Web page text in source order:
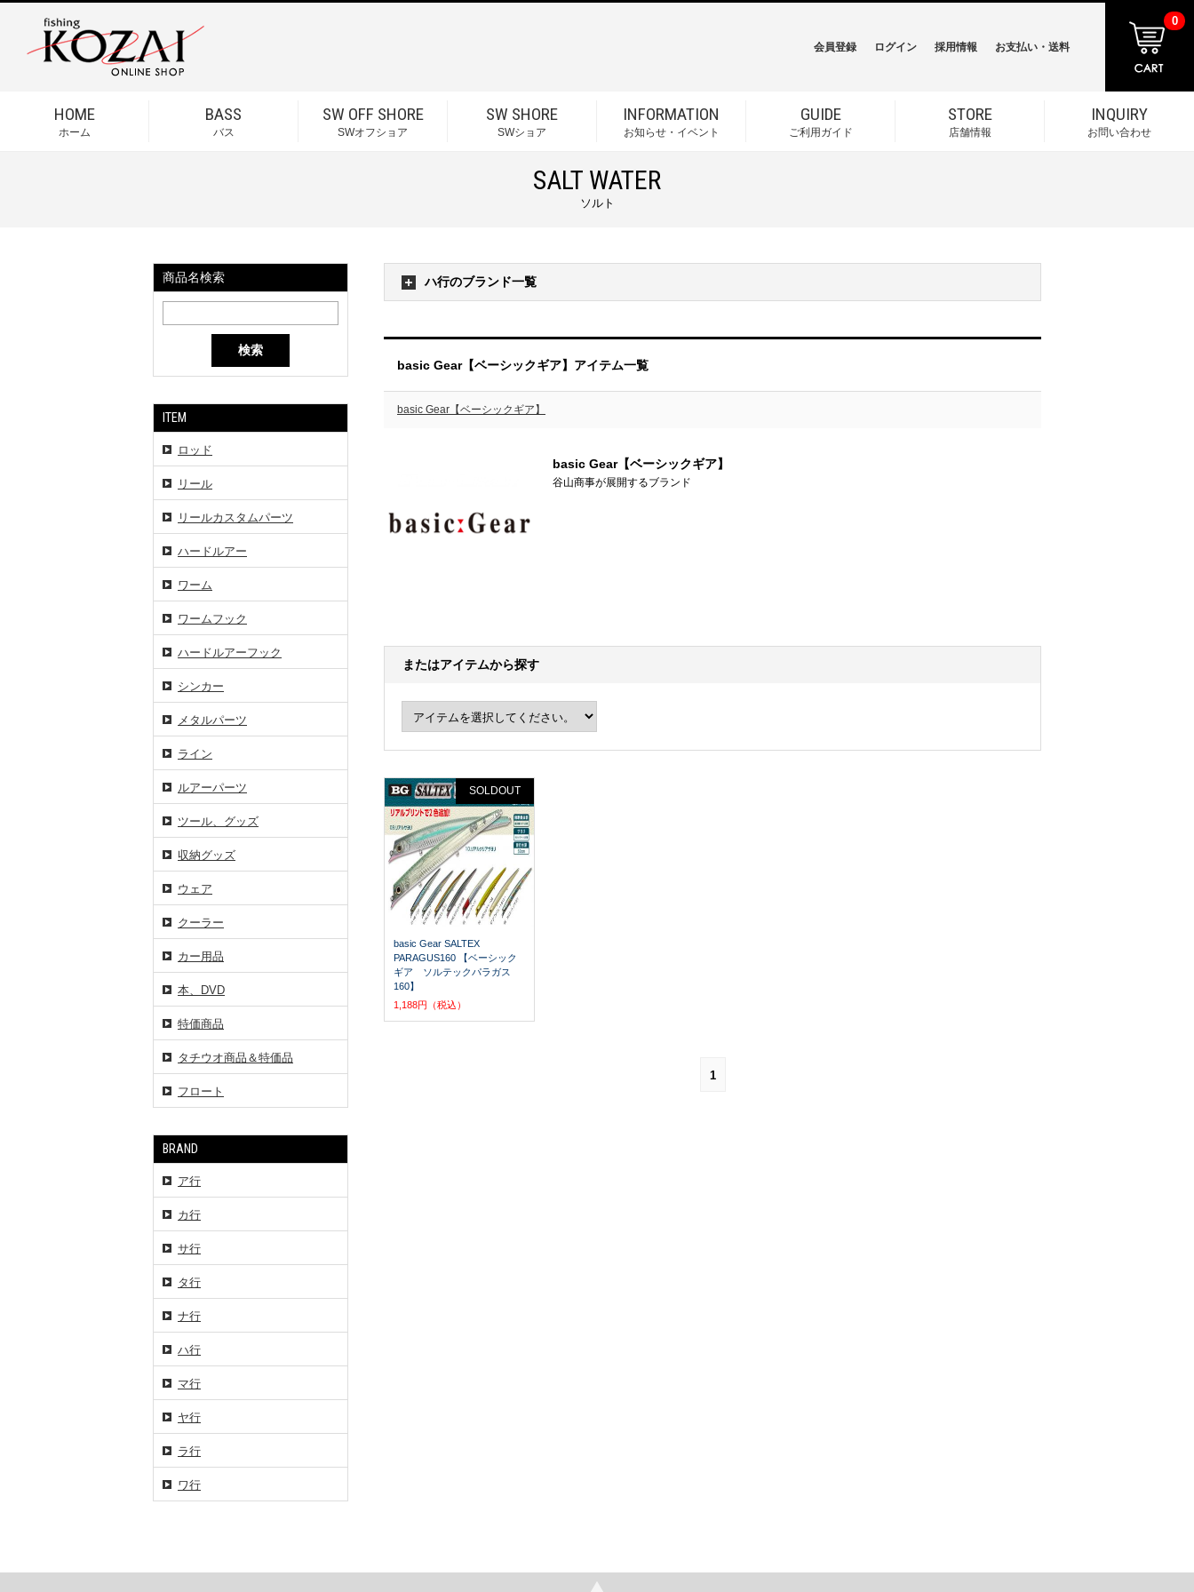
HOME
ホーム
BASS
バス
SW OFF SHORE
SWオフショア
SW SHORE
SWショア
INFORMATION
お知らせ・イベント
GUIDE
ご利用ガイド
STORE
店舗情報
INQUIRY
お問い合わせ
会員登録 ログイン 採用情報 お支払い・送料
0
SALT WATER
ソルト
商品名検索
検索
ITEM
ロッド
リール
リールカスタムパーツ
ハードルアー
ワーム
ワームフック
ハードルアーフック
シンカー
メタルパーツ
ライン
ルアーパーツ
ツール、グッズ
収納グッズ
ウェア
クーラー
カー用品
本、DVD
特価商品
タチウオ商品＆特価品
フロート
BRAND
ア行
カ行
サ行
タ行
ナ行
ハ行
マ行
ヤ行
ラ行
ワ行
ハ行のブランド一覧
basic Gear【ベーシックギア】アイテム一覧
basic Gear【ベーシックギア】
basic Gear【ベーシックギア】
谷山商事が展開するブランド
またはアイテムから探す
basic Gear SALTEX
PARAGUS160 【ベーシック
ギア ソルテックパラガス
160】
1,188円（税込）
SOLDOUT
1